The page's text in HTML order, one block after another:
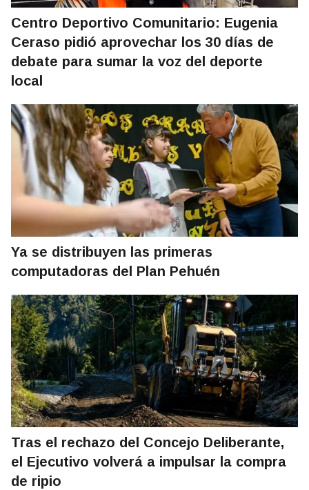
Centro Deportivo Comunitario: Eugenia
Ceraso pidió aprovechar los 30 días de
debate para sumar la voz del deporte
local
Ya se distribuyen las primeras
computadoras del Plan Pehuén
Tras el rechazo del Concejo Deliberante,
el Ejecutivo volverá a impulsar la compra
de ripio